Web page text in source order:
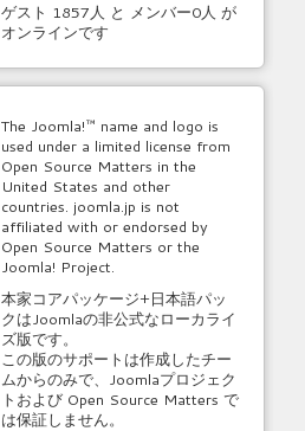
ゲスト 1857人 と メンバー0人 が
オンラインです
The Joomla!™ name and logo is
used under a limited license from
Open Source Matters in the
United States and other
countries. joomla.jp is not
affiliated with or endorsed by
Open Source Matters or the
Joomla! Project.
本家コアパッケージ+日本語パッ
クはJoomlaの非公式なローカライ
ズ版です。
この版のサポートは作成したチー
ムからのみで、Joomlaプロジェク
トおよび Open Source Matters で
は保証しません。